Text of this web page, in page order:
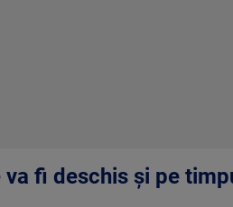
va fi deschis şi pe